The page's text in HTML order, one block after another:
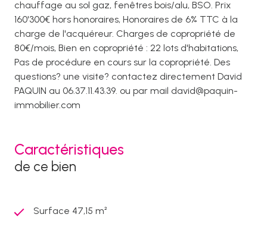
chauffage au sol gaz, fenêtres bois/alu, BSO. Prix
160'300€ hors honoraires, Honoraires de 6% TTC à la
charge de l'acquéreur. Charges de copropriété de
80€/mois, Bien en copropriété : 22 lots d'habitations,
Pas de procédure en cours sur la copropriété. Des
questions? une visite? contactez directement David
PAQUIN au 06.37.11.43.39. ou par mail david@paquin-
immobilier.com
Caractéristiques
de ce bien
Surface 47,15 m²